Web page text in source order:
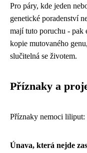
Pro páry, kde jeden
genetické poradenství
mají tuto poruchu - pak
kopie mutovaného
slučitelná se životem.
Příznaky a
Příznaky nemoci liliput:
Únava, která nejde